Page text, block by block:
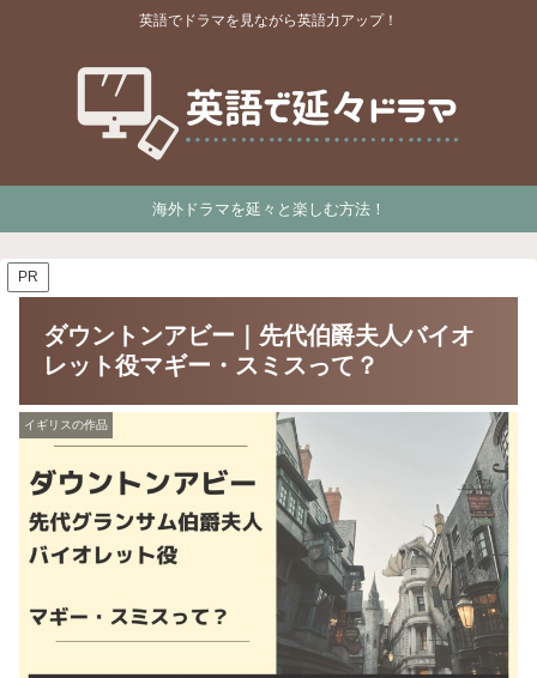
英語でドラマを見ながら英語力アップ！
海外ドラマを延々と楽しむ方法！
PR
ダウントンアビー｜先代伯爵夫人バイオ
レット役マギー・スミスって？
イギリスの作品